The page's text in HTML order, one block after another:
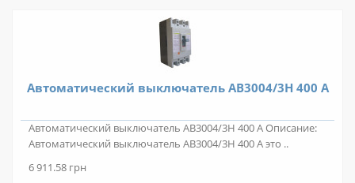
Автоматический выключатель АВ3004/3Н 400 А
Автоматический выключатель АВ3004/3Н 400 А Описание:
Автоматический выключатель АВ3004/3Н 400 А это ..
6 911.58 грн